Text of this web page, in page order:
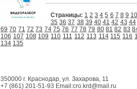
Страницы: 1 2 3 4 5 6 7 8 9 10
35 36 37 38 39 40 41 42 43 44
69 70 71 72 73 74 75 76 77 78 79 80 81 82 83
106 107 108 109 110 111 112 113 114 115 116
134 135
350000 г. Краснодар, ул. Захарова, 11
+7 (861) 201-51-93 Email:cro.krd@mail.ru